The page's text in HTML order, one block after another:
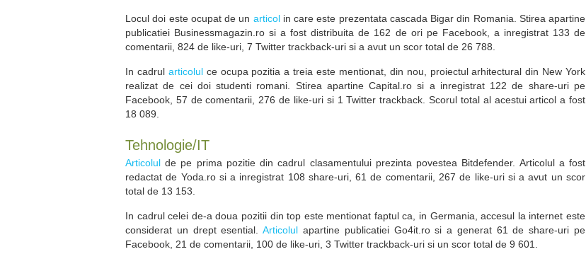
Locul doi este ocupat de un articolin care este prezentata cascada Bigar din Romania. Stirea apartine
publicatiei Businessmagazin.ro si a fost distribuita de 162 de ori pe Facebook, a inregistrat 133 de
comentarii, 824 de like-uri, 7 Twitter trackback-uri si a avut un scor total de 26 788.
In cadrularticolulce ocupa pozitia a treia este mentionat, din nou, proiectul arhitectural din New York
realizat de cei doi studenti romani. Stirea apartine Capital.ro si a inregistrat 122 de share-uri pe
Facebook, 57 de comentarii, 276 de like-uri si 1 Twitter trackback. Scorul total al acestui articol a fost
18 089.
Tehnologie/IT
Articolul de pe prima pozitie din cadrul clasamentului prezinta povestea Bitdefender. Articolul a fost
redactat de Yoda.ro si a inregistrat 108 share-uri, 61 de comentarii, 267 de like-uri si a avut un scor
total de 13 153.
In cadrul celei de-a doua pozitii din top este mentionat faptul ca, in Germania, accesul la internet este
considerat un drept esential.Articolul apartine publicatiei Go4it.ro si a generat 61 de share-uri pe
Facebook, 21 de comentarii, 100 de like-uri, 3 Twitter trackback-uri si un scor total de 9 601.